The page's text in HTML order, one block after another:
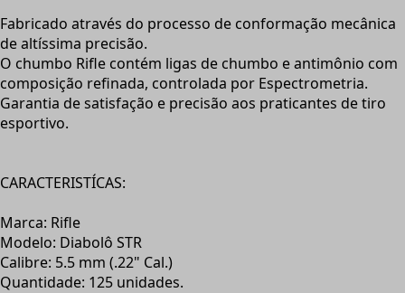
Fabricado através do processo de conformação mecânica
de altíssima precisão.
O chumbo Rifle contém ligas de chumbo e antimônio com
composição refinada, controlada por Espectrometria.
Garantia de satisfação e precisão aos praticantes de tiro
esportivo.
CARACTERISTÍCAS:
Marca: Rifle
Modelo: Diabolô STR
Calibre: 5.5 mm (.22" Cal.)
Quantidade: 125 unidades.